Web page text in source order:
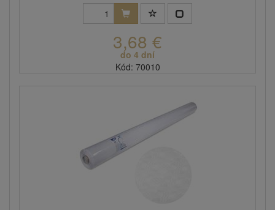
3,68 €
do 4 dní
Kód: 70010